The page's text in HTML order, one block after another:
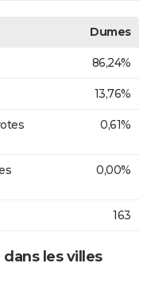
Dumes
86,24%
13,76%
0,61%
0,00%
163
les villes